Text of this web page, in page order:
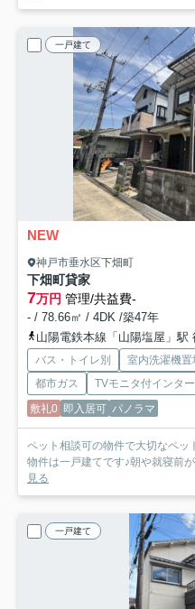
一戸建て
NEW
神戸市垂水区下畑町
下畑町貸家
7万円 管理/共益費-
- / 78.66㎡ / 4DK /築47年
山陽電鉄本線「山陽塩屋」駅
バス・トイレ別 室内洗濯機置
都市ガス
TVモニタ付インタ
敷礼0 即入居可 パノラマ
ペット相談可の物件で大切なペッ
物件は一戸建てです♪朝や就寝前
見る
一戸建て